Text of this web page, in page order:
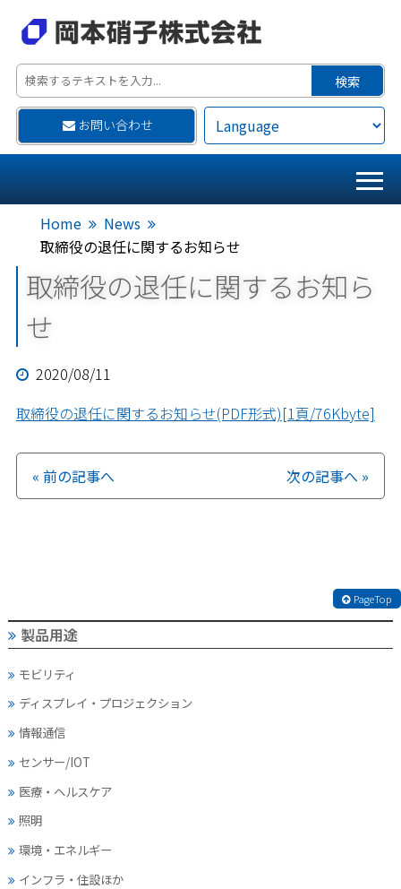
お問い合わせ
Home
News
取締役の退任に関するお知らせ
取締役の退任に関するお知ら
せ
2020/08/11
取締役の退任に関するお知らせ(PDF形式)[1頁/76Kbyte]
« 前の記事へ 次の記事へ »
PageTop
製品用途
モビリティ
ディスプレイ・ プロジェクション
情報通信
センサー/IOT
医療・ヘルスケア
照明
環境・エネルギー
インフラ・住設ほか